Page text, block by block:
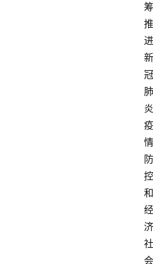
筹
推
进
新
冠
肺
炎
疫
情
防
控
和
经
济
社
会